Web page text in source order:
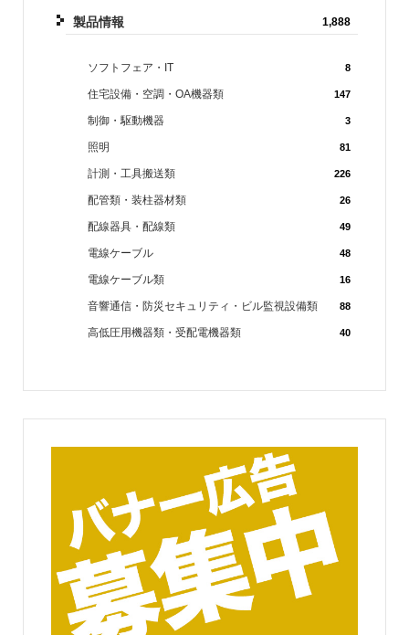
製品情報 1,888
ソフトフェア・IT 8
住宅設備・空調・OA機器類 147
制御・駆動機器 3
照明 81
計測・工具搬送類 226
配管類・装柱器材類 26
配線器具・配線類 49
電線ケーブル 48
電線ケーブル類 16
音響通信・防災セキュリティ・ビル監視設備類 88
高低圧用機器類・受配電機器類 40